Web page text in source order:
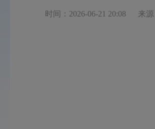
时间：2026-06-21 20:08 来